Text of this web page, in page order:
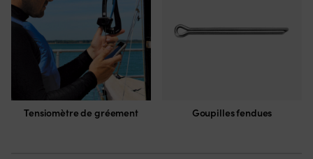
Tensiomètre de gréement Goupilles fendues